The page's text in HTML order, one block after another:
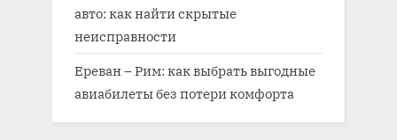
авто: как найти скрытые
неисправности
Ереван – Рим: как выбрать выгодные
авиабилеты без потери комфорта